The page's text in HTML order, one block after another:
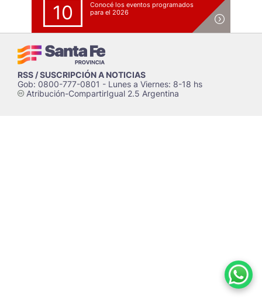
10
Conocé los eventos programados
para el 2026
RSS / SUSCRIPCIÓN A NOTICIAS
Gob: 0800-777-0801 - Lunes a Viernes: 8-18 hs
cAtribución-CompartirIgual 2.5 Argentina